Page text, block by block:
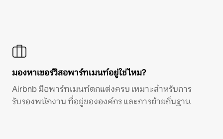
มองหาเซอร์วิสอพาร์ทเมนท์อยู่ใช่ไหม?
Airbnb มีอพาร์ทเมนท์ตกแต่งครบ เหมาะสำหรับการ
รับรองพนักงาน ที่อยู่ขององค์กร และการย้ายถิ่นฐาน